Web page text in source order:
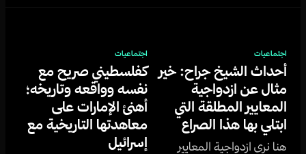
اجتماعيات
أحداث الشيخ جراح: خير
مثال عن ازدواجية
المعايير المطلقة التي
ابتلي بها هذا الصراع
هنا نرى ازدواجية المعايير
اجتماعيات
كفلسطيني صريح مع
نفسه وواقعه وتاريخه؛
أهنئ الإمارات على
معاهدتها التاريخية مع
إسرائيل